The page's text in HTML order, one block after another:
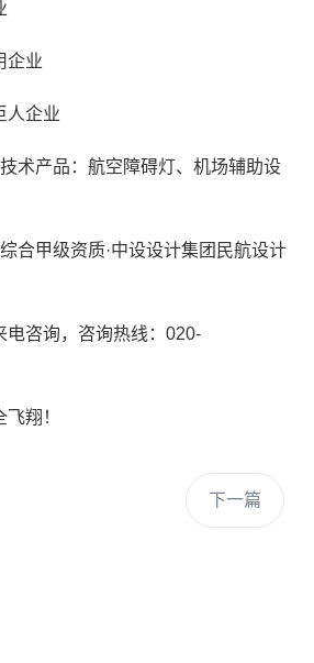
企业
人企业
术产品：航空障碍灯、机场辅助设
合甲级资质·中设设计集团民航设计
电咨询，咨询热线：020-
翔！
下一篇